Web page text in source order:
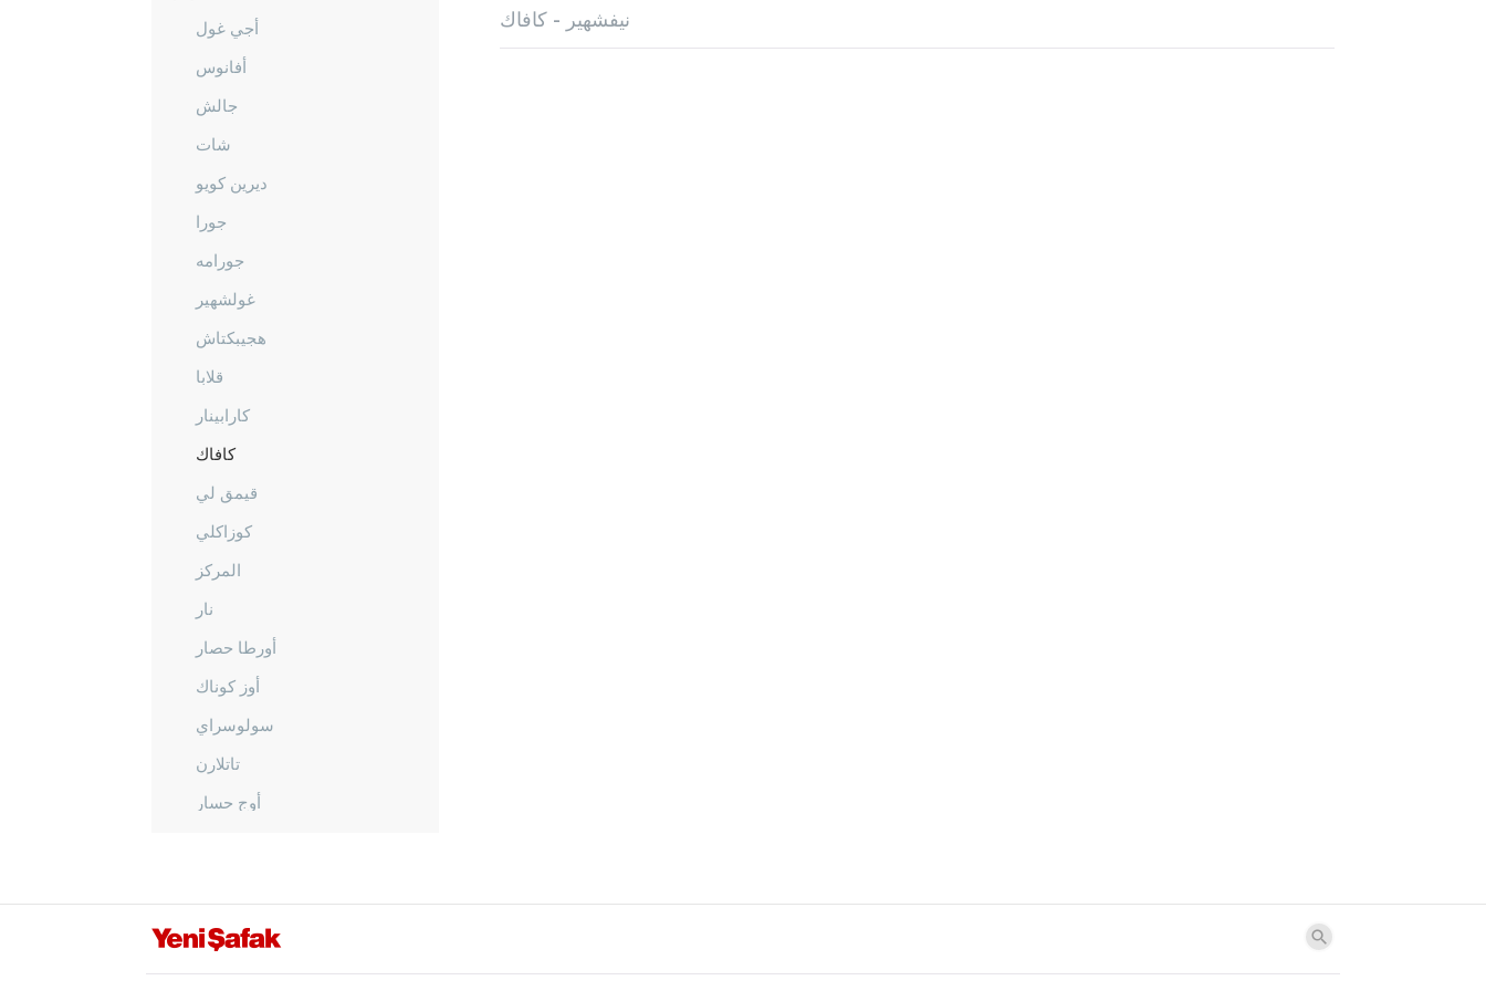
أجي غول
أفانوس
جالش
شات
ديرين كويو
جورا
جورامه
غولشهير
هجيبكتاش
قلابا
كارابينار
كافاك
قيمق لي
كوزاكلي
المركز
نار
أورطا حصار
أوز كوناك
سولوسراي
تاتلارن
أوج حسار
نيفشهير - كافاك